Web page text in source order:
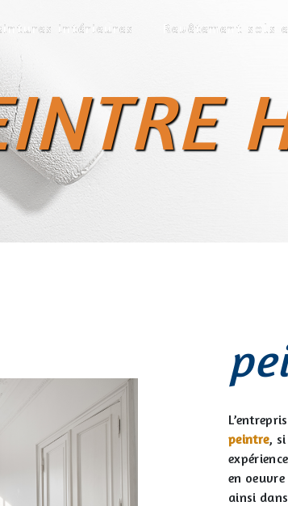
intérieures Revêtement sols
peintre,
en
ainsi